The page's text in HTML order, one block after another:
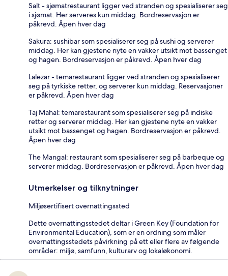
Salt - sjømatrestaurant ligger ved stranden og spesialiserer seg
i sjømat. Her serveres kun middag. Bordreservasjon er
påkrevd. Åpen hver dag
Sakura: sushibar som spesialiserer seg på sushi og serverer
middag. Her kan gjestene nyte en vakker utsikt mot bassenget
og hagen. Bordreservasjon er påkrevd. Åpen hver dag
Lalezar - temarestaurant ligger ved stranden og spesialiserer
seg på tyrkiske retter, og serverer kun middag. Reservasjoner
er påkrevd. Åpen hver dag
Taj Mahal: temarestaurant som spesialiserer seg på indiske
retter og serverer middag. Her kan gjestene nyte en vakker
utsikt mot bassenget og hagen. Bordreservasjon er påkrevd.
Åpen hver dag
The Mangal: restaurant som spesialiserer seg på barbeque og
serverer middag. Bordreservasjon er påkrevd. Åpen hver dag
Utmerkelser og tilknytninger
Miljøsertifisert overnattingssted
Dette overnattingsstedet deltar i Green Key (Foundation for
Environmental Education), som er en ordning som måler
overnattingsstedets påvirkning på ett eller flere av følgende
områder: miljø, samfunn, kulturarv og lokaløkonomi.